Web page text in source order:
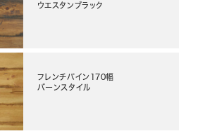
ウエスタンブラック
フレンチパイン170幅
バーンスタイル